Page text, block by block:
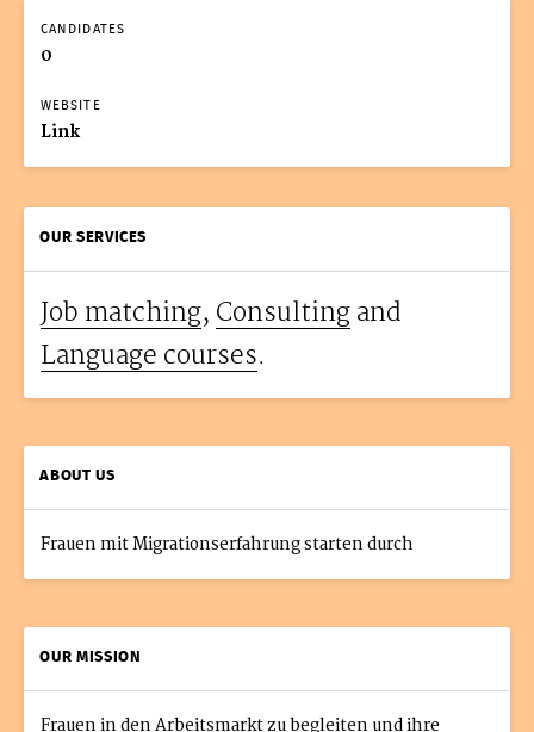
CANDIDATES
0
WEBSITE
Link
OUR SERVICES
Job matching, Consulting and
Language courses.
ABOUT US
Frauen mit Migrationserfahrung starten durch
OUR MISSION
Frauen in den Arbeitsmarkt zu begleiten und ihre